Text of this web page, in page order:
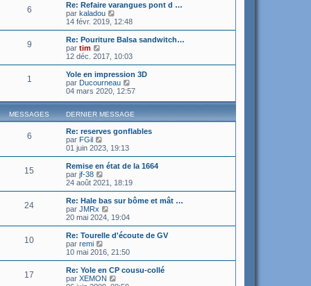
6
Re: Refaire varangues pont d …
par kaladou
o
n
s
l
r
l
e
d
e
r
n
i
e
m
e
s
s
g
14 févr. 2019, 12:48
9
Re: Pouriture Balsa sandwitch…
par tim
o
n
s
u
l
e
r
l
e
d
e
r
n
i
e
e
s
s
g
e
12 déc. 2017, 10:03
1
Yole en impression 3D
par Ducourneau
o
s
u
l
t
l
e
e
r
n
e
g
04 mars 2020, 12:57
MESSAGES DERNIER MESSAGE
6
Re: reserves gonflables
par FGil
o
n
s
l
r
l
e
e
n
i
e
r
01 juin 2023, 19:13
15
Remise en état de la 1664
par jf-38
o
n
s
u
l
e
r
l
e
e
r
24 août 2021, 18:19
24
Re: Hale bas sur bôme et mât …
par JMRx
o
n
s
e
r
l
20 mai 2024, 19:04
10
Re: Tourelle d'écoute de GV
par remi
o
n
s
u
10 mai 2016, 21:50
17
Re: Yole en CP cousu-collé
par XEMON